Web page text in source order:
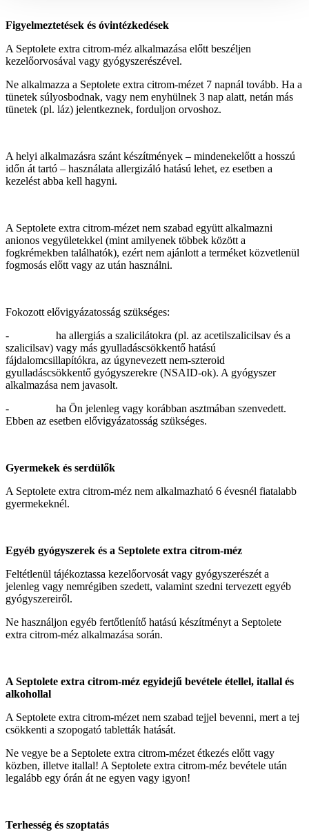
Figyelmeztetések és óvintézkedések
A Septolete extra citrom-méz alkalmazása előtt beszéljen
kezelőorvosával vagy gyógyszerészével.
Ne alkalmazza a Septolete extra citrom-mézet 7 napnál tovább. Ha a
tünetek súlyosbodnak, vagy nem enyhülnek 3 nap alatt, netán más
tünetek (pl. láz) jelentkeznek, forduljon orvoshoz.
A helyi alkalmazásra szánt készítmények – mindenekelőtt a hosszú
időn át tartó – használata allergizáló hatású lehet, ez esetben a
kezelést abba kell hagyni.
A Septolete extra citrom-mézet nem szabad együtt alkalmazni
anionos vegyületekkel (mint amilyenek többek között a
fogkrémekben találhatók), ezért nem ajánlott a terméket közvetlenül
fogmosás előtt vagy az után használni.
Fokozott elővigyázatosság szükséges:
- ha allergiás a szalicilátokra (pl. az acetilszalicilsav és a
szalicilsav) vagy más gyulladáscsökkentő hatású
fájdalomcsillapítókra, az úgynevezett nem-szteroid
gyulladáscsökkentő gyógyszerekre (NSAID-ok). A gyógyszer
alkalmazása nem javasolt.
- ha Ön jelenleg vagy korábban asztmában szenvedett.
Ebben az esetben elővigyázatosság szükséges.
Gyermekek és serdülők
A Septolete extra citrom-méz nem alkalmazható 6 évesnél fiatalabb
gyermekeknél.
Egyéb gyógyszerek és a Septolete extra citrom-méz
Feltétlenül tájékoztassa kezelőorvosát vagy gyógyszerészét a
jelenleg vagy nemrégiben szedett, valamint szedni tervezett egyéb
gyógyszereiről.
Ne használjon egyéb fertőtlenítő hatású készítményt a Septolete
extra citrom-méz alkalmazása során.
A Septolete extra citrom-méz egyidejű bevétele étellel, itallal és
alkohollal
A Septolete extra citrom-mézet nem szabad tejjel bevenni, mert a tej
csökkenti a szopogató tabletták hatását.
Ne vegye be a Septolete extra citrom-mézet étkezés előtt vagy
közben, illetve itallal! A Septolete extra citrom-méz bevétele után
legalább egy órán át ne egyen vagy igyon!
Terhesség és szoptatás